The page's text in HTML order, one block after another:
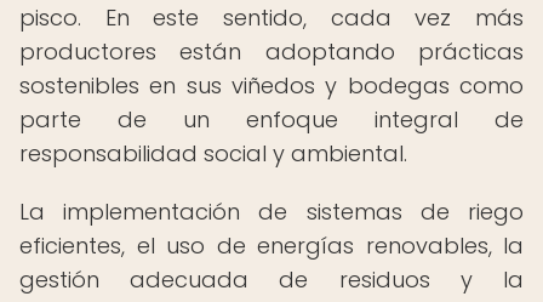
pisco. En este sentido, cada vez más
productores están adoptando prácticas
sostenibles en sus viñedos y bodegas como
parte de un enfoque integral de
responsabilidad social y ambiental.
La implementación de sistemas de riego
eficientes, el uso de energías renovables, la
gestión adecuada de residuos y la